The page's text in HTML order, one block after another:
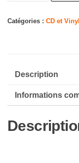
Whitacre
Autres
Catégories : CD et
Description
Informations